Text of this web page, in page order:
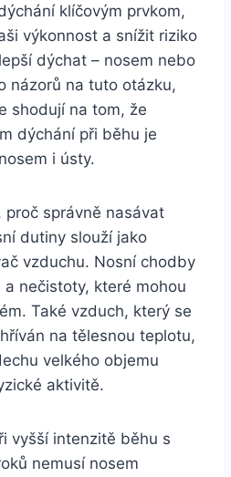
klíčovým prvkom,
výkonnost a snížit riziko
dýchat – nosem nebo
názorů na tuto otázku,
shodují na tom, že
dýchání při běhu je
i ústy.
správně nasávat
dutiny slouží jako
vzduchu. Nosní chodby
nečistoty, které mohou
Také vzduch, který se
na tělesnou teplotu,
velkého objemu
aktivitě.
vyšší intenzitě běhu s
nemusí nosem